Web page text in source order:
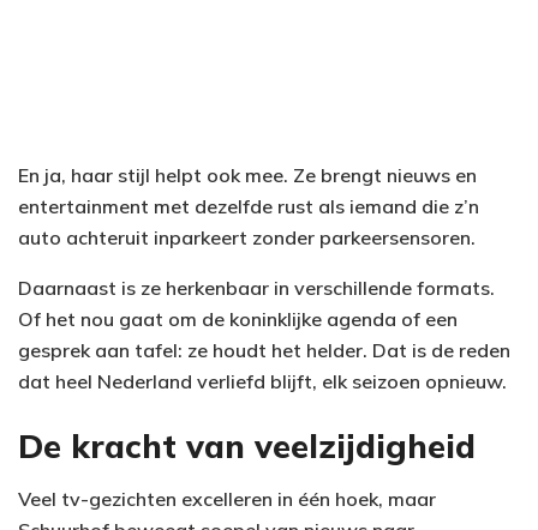
En ja, haar stijl helpt ook mee. Ze brengt nieuws en
entertainment met dezelfde rust als iemand die z’n
auto achteruit inparkeert zonder parkeersensoren.
Daarnaast is ze herkenbaar in verschillende formats.
Of het nou gaat om de koninklijke agenda of een
gesprek aan tafel: ze houdt het helder. Dat is de reden
dat heel Nederland verliefd blijft, elk seizoen opnieuw.
De kracht van veelzijdigheid
Veel tv-gezichten excelleren in één hoek, maar